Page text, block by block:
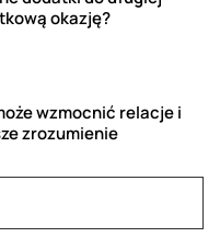
okazję?
wzmocnić relacje i
zrozumienie